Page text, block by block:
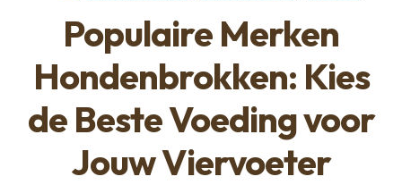
Populaire Merken
Hondenbrokken: Kies
de Beste Voeding voor
Jouw Viervoeter